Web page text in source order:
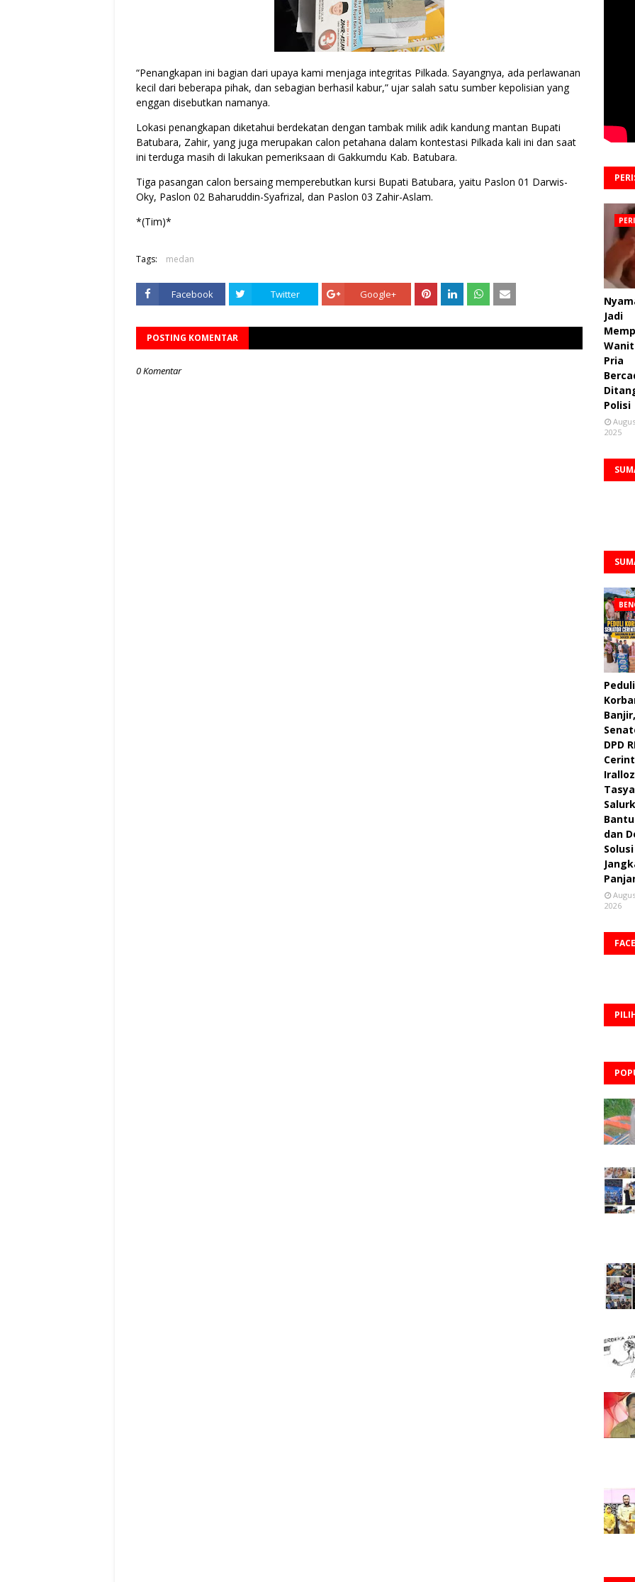
“Penangkapan ini bagian dari upaya kami menjaga integritas Pilkada. Sayangnya, ada perlawanan
kecil dari beberapa pihak, dan sebagian berhasil kabur,” ujar salah satu sumber kepolisian yang
enggan disebutkan namanya.
Lokasi penangkapan diketahui berdekatan dengan tambak milik adik kandung mantan Bupati
Batubara, Zahir, yang juga merupakan calon petahana dalam kontestasi Pilkada kali ini dan saat
ini terduga masih di lakukan pemeriksaan di Gakkumdu Kab. Batubara.
Tiga pasangan calon bersaing memperebutkan kursi Bupati Batubara, yaitu Paslon 01 Darwis-
Oky, Paslon 02 Baharuddin-Syafrizal, dan Paslon 03 Zahir-Aslam.
*(Tim)*
Tags: medan
Facebook Twitter Google+
POSTING KOMENTAR
0 Komentar
Jadi
Pria
Polisi
2025
Peduli
Banjir,
DPD
Cerint
Tasya
dan
Solusi
2026